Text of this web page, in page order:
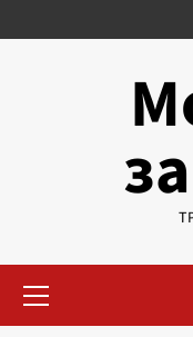
к
меню